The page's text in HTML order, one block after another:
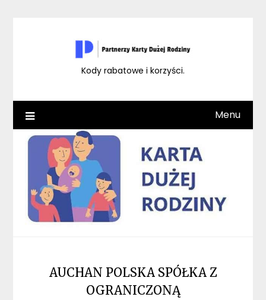
Kody rabatowe i korzyści.
Menu
AUCHAN POLSKA SPÓŁKA Z
OGRANICZONĄ